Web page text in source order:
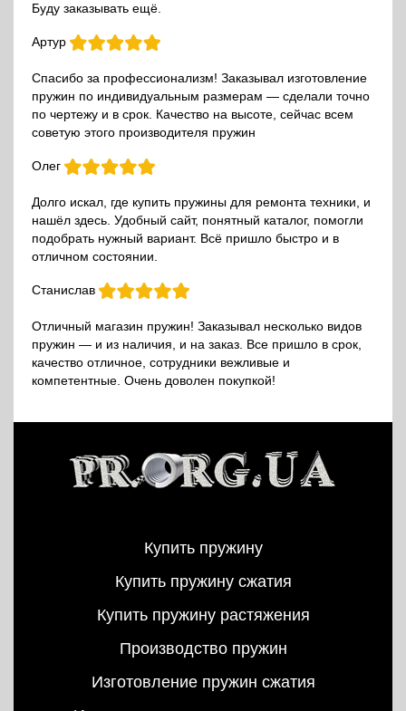
Буду заказывать ещё.
Артур
Спасибо за профессионализм! Заказывал изготовление
пружин по индивидуальным размерам — сделали точно
по чертежу и в срок. Качество на высоте, сейчас всем
советую этого производителя пружин
Олег
Долго искал, где купить пружины для ремонта техники, и
нашёл здесь. Удобный сайт, понятный каталог, помогли
подобрать нужный вариант. Всё пришло быстро и в
отличном состоянии.
Станислав
Отличный магазин пружин! Заказывал несколько видов
пружин — и из наличия, и на заказ. Все пришло в срок,
качество отличное, сотрудники вежливые и
компетентные. Очень доволен покупкой!
Купить пружину
Купить пружину сжатия
Купить пружину растяжения
Производство пружин
Изготовление пружин сжатия